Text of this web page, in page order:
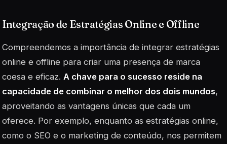
Integração de Estratégias Online e Offline
Compreendemos a importância de integrar estratégias
online e offline para criar uma presença de marca
coesa e eficaz. A chave para o sucesso reside na
capacidade de combinar o melhor dos dois mundos,
aproveitando as vantagens únicas que cada um
oferece. Por exemplo, enquanto as estratégias online,
como o SEO e o marketing de conteúdo, nos permitem